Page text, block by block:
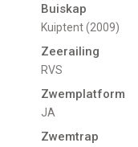
Buiskap
Kuiptent (2009)
Zeerailing
RVS
Zwemplatform
JA
Zwemtrap